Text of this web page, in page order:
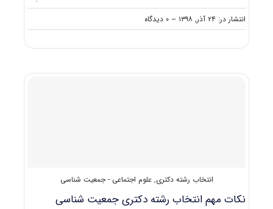
انتشار در: ۲۴ آذر, ۱۳۹۸ -- ۰ دیدگاه
on
نکات
دکتری
انتخاب رشته دکتری,علوم اجتماعی - جمعیت شناسی
نکات مهم انتخاب رشته دکتری جمعیت‌ شناسی